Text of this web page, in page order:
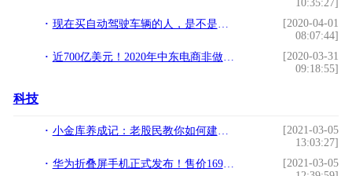
10:35:27]
现在买自动驾驶车辆的人，是不是傻子？
[2020-04-01
08:07:44]
近700亿美元！2020年中东电商非做不可的六大理由
[2020-03-31
09:18:55]
科技
小金库养成记：老股民教你如何建立自选股票池，实现每天1%的梦想!
[2021-03-05
13:03:27]
华为折叠屏手机正式发布！售价16999元，不过处理器有点过时了!
[2021-03-05